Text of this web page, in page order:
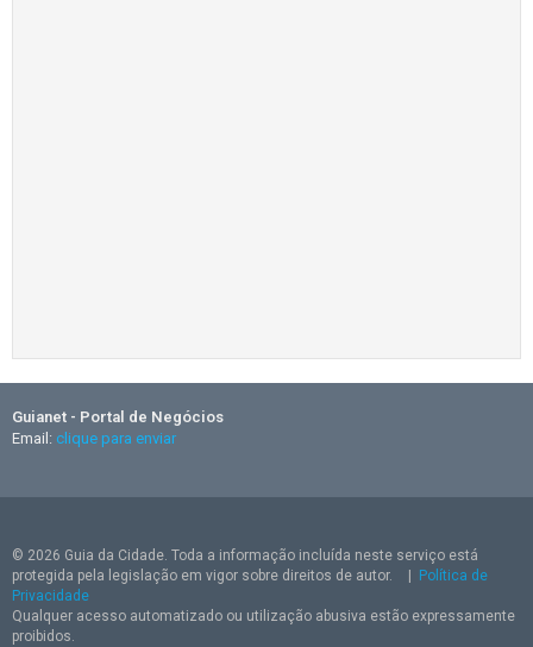
Guianet - Portal de Negócios
Email: clique para enviar
© 2026 Guia da Cidade. Toda a informação incluída neste serviço está
protegida pela legislação em vigor sobre direitos de autor.
Política de
Privacidade
Qualquer acesso automatizado ou utilização abusiva estão expressamente
proibidos.